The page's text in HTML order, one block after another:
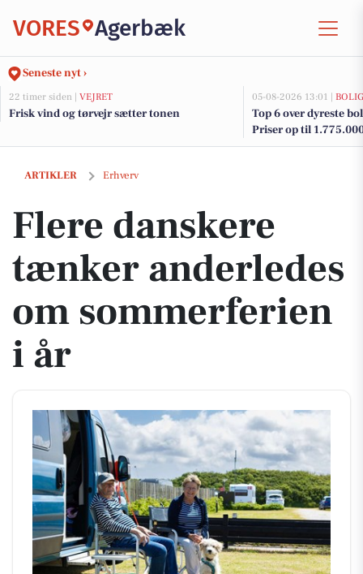
VORES Agerbæk
Seneste nyt ›
22 timer siden | VEJRET
Frisk vind og tørvejr sætter tonen
05-08-2026 13:01 |
Top 6 over dyreste
Priser op til
ARTIKLER Erhverv
Flere danskere tænker anderledes om sommerferien i år
Flere danskere
tænker anderledes
om sommerferien
i år